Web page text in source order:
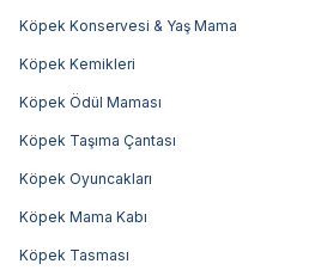
Köpek Konservesi & Yaş Mama
Köpek Kemikleri
Köpek Ödül Maması
Köpek Taşıma Çantası
Köpek Oyuncakları
Köpek Mama Kabı
Köpek Tasması